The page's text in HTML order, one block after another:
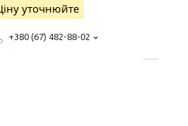
уточнюйте
+380 (67) 482-88-02